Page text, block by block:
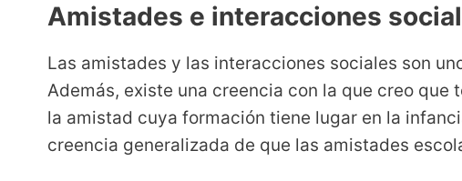
Amistades e interacciones
Las amistades y las interacciones sociales son
Además, existe una creencia con la que creo
la amistad cuya formación tiene lugar en la
creencia generalizada de que las amistades